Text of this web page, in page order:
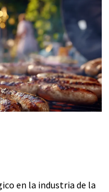
en la industria de la